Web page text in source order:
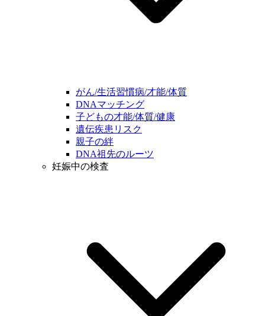
がん/生活習慣病/才能/体質
DNAマッチング
子どもの才能/体質/健康
遺伝疾患リスク
親子の絆
DNA祖先のルーツ
妊娠中の検査